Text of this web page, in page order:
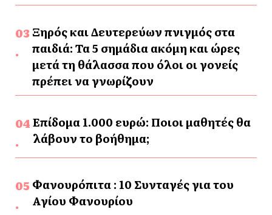
Ξηρός και Δευτερεύων πνιγμός στα
παιδιά: Τα 5 σημάδια ακόμη και ώρες
μετά τη θάλασσα που όλοι οι γονείς
πρέπει να γνωρίζουν
Επίδομα 1.000 ευρώ: Ποιοι μαθητές θα
λάβουν το βοήθημα;
Φανουρόπιτα : 10 Συνταγές για του
Αγίου Φανουρίου